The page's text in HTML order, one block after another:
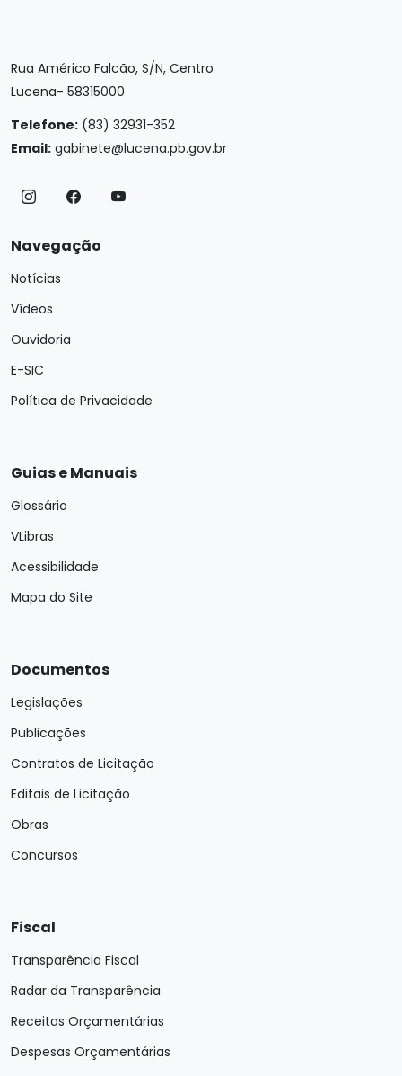
Rua Américo Falcão, S/N, Centro
Lucena- 58315000
Telefone: (83) 32931-352
Email: gabinete@lucena.pb.gov.br
Navegação
Notícias
Vídeos
Ouvidoria
E-SIC
Política de Privacidade
Guias e Manuais
Glossário
VLibras
Acessibilidade
Mapa do Site
Documentos
Legislações
Publicações
Contratos de Licitação
Editais de Licitação
Obras
Concursos
Fiscal
Transparência Fiscal
Radar da Transparência
Receitas Orçamentárias
Despesas Orçamentárias